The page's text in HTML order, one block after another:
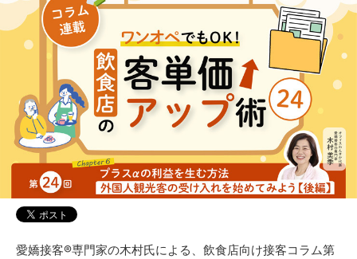
愛嬌接客®専門家の木村氏による、飲食店向け接客コラム第